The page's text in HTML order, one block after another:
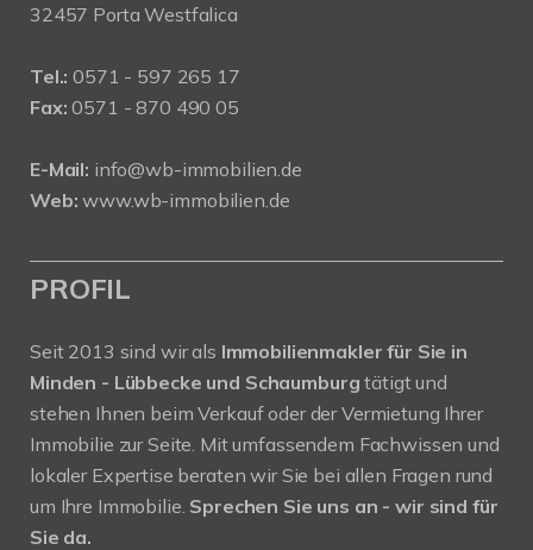
32457 Porta Westfalica
Tel.: 0571 - 597 265 17
Fax: 0571 - 870 490 05
E-Mail: info@wb-immobilien.de
Web: www.wb-immobilien.de
PROFIL
Seit 2013 sind wir als Immobilienmakler für Sie in
Minden - Lübbecke und Schaumburgtätigt und
stehen Ihnen beim Verkauf oder der Vermietung Ihrer
Immobilie zur Seite. Mit umfassendem Fachwissen und
lokaler Expertise beraten wir Sie bei allen Fragen rund
um Ihre Immobilie. Sprechen Sie uns an - wir sind für
Sie da.